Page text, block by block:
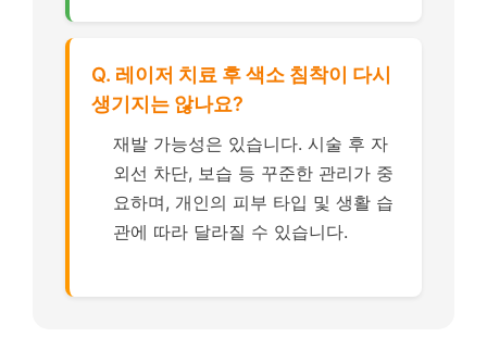
Q. 레이저 치료 후 색소 침착이 다시
생기지는 않나요?
재발 가능성은 있습니다. 시술 후 자
외선 차단, 보습 등 꾸준한 관리가 중
요하며, 개인의 피부 타입 및 생활 습
관에 따라 달라질 수 있습니다.